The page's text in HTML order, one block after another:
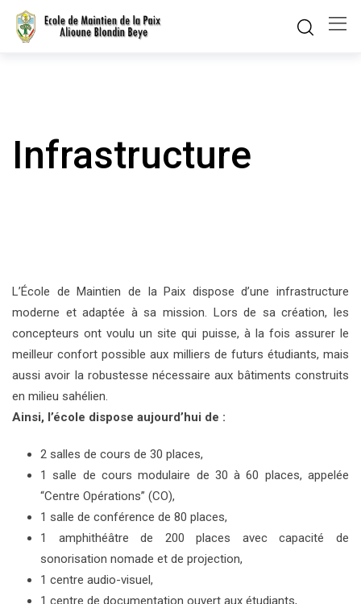
Skip
Infrastructure
L’École de Maintien de la Paix dispose d’une infrastructure
moderne et adaptée à sa mission. Lors de sa création, les
concepteurs ont voulu un site qui puisse, à la fois assurer le
meilleur confort possible aux milliers de futurs étudiants, mais
aussi avoir la robustesse nécessaire aux bâtiments construits
en milieu sahélien.
Ainsi, l’école dispose aujourd’hui de :
2 salles de cours de 30 places,
1 salle de cours modulaire de 30 à 60 places, appelée
“Centre Opérations” (CO),
1 salle de conférence de 80 places,
1 amphithéâtre de 200 places avec capacité de
sonorisation nomade et de projection,
1 centre audio-visuel,
1 centre de documentation ouvert aux étudiants,